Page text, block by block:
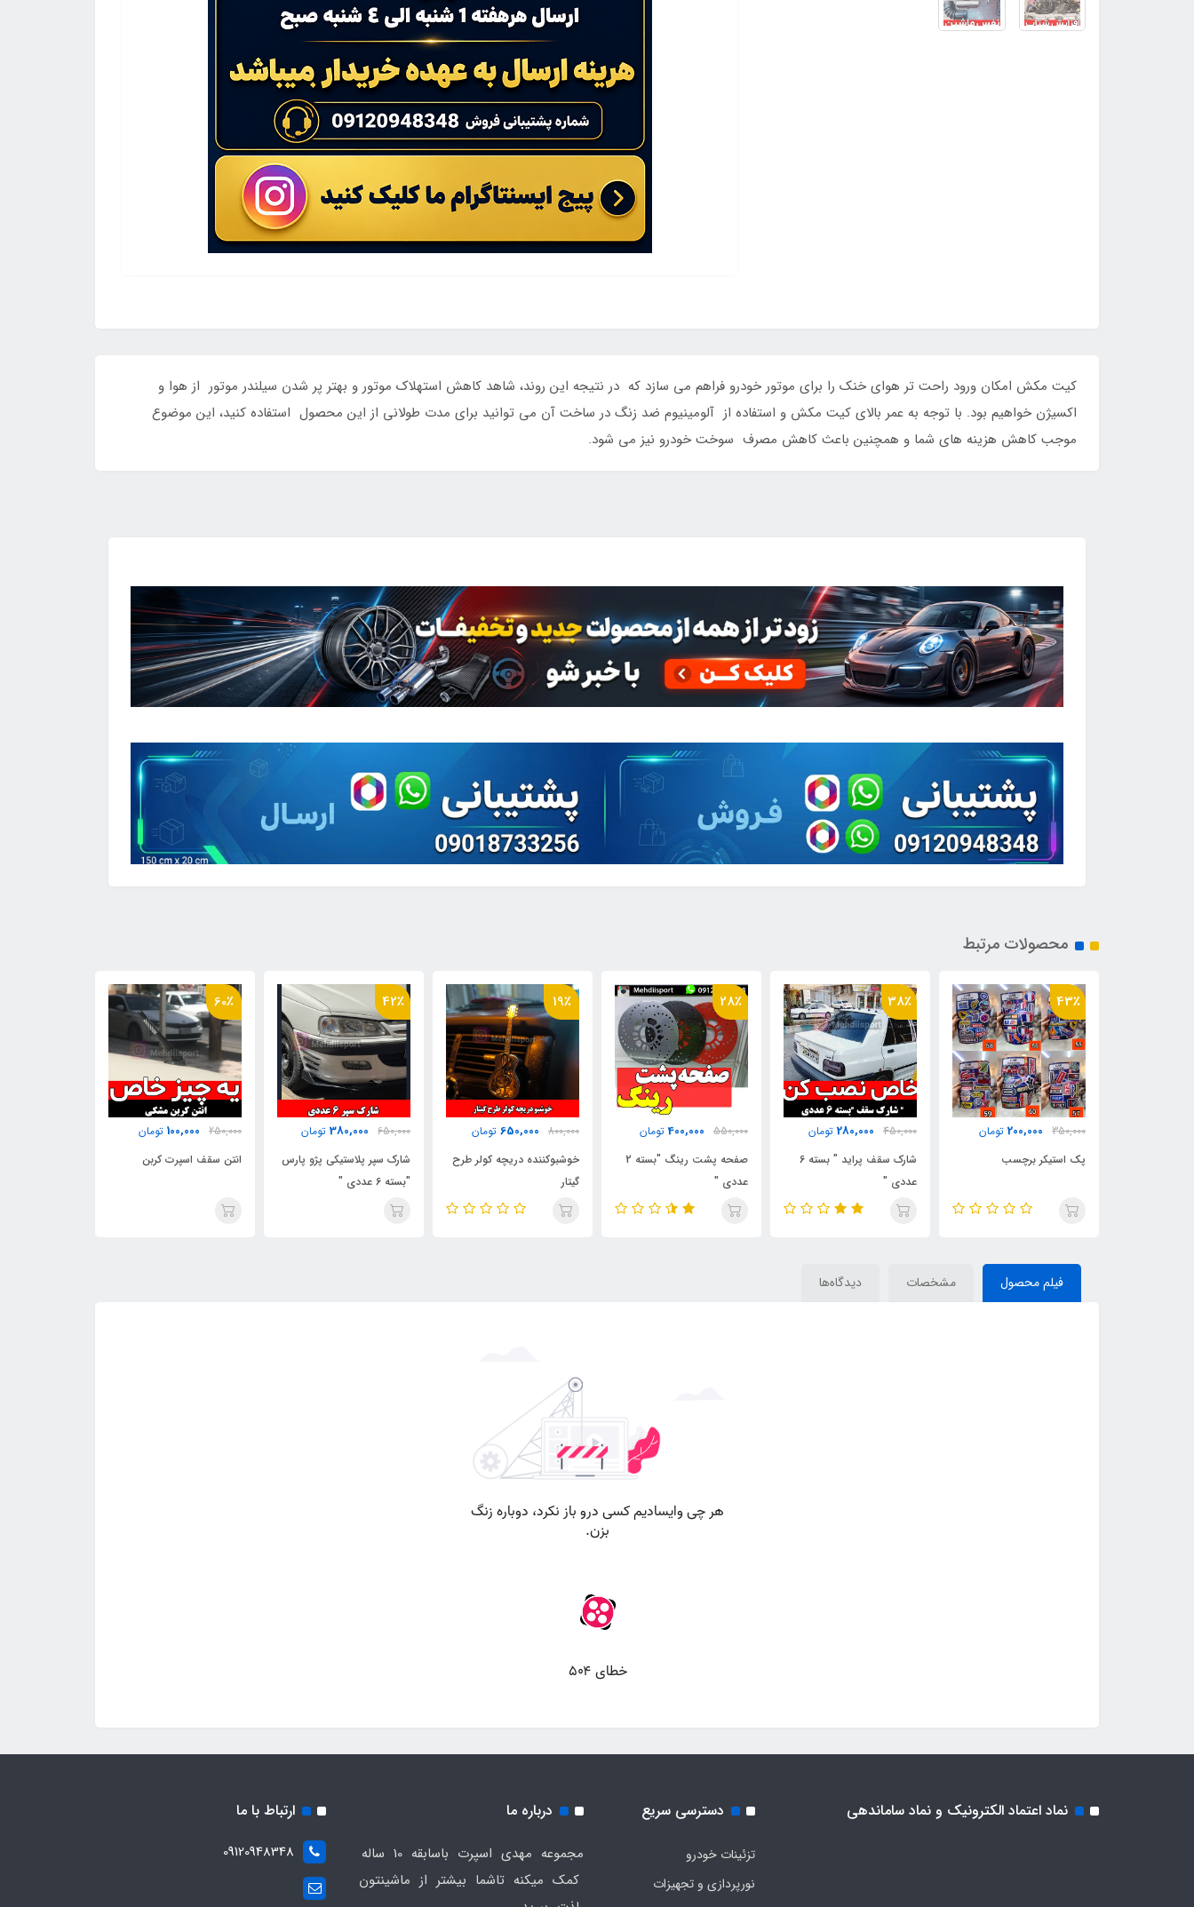
کیت مکش امکان ورود راحت تر هوای خنک را برای موتور خودرو فراهم می سازد که در نتیجه این روند، شاهد کاهش استهلاک موتور و بهتر پر شدن سیلندر موتور از هوا و
اکسیژن خواهیم بود. با توجه به عمر بالای کیت مکش و استفاده از آلومینیوم ضد زنگ در ساخت آن می توانید برای مدت طولانی از این محصول استفاده کنید، این موضوع
موجب کاهش هزینه های شما و همچنین باعث کاهش مصرف سوخت خودرو نیز می شود.
محصولات مرتبط
43٪
350,000
200,000 تومان
پک استیکر برچسب
38٪
450,000
280,000 تومان
شارک سقف پراید " بسته 6
عددی "
28٪
550,000
400,000 تومان
صفحه پشت رینگ "بسته 2
عددی "
19٪
800,000
650,000 تومان
خوشبوکننده دریچه کولر طرح
گیتار
42٪
650,000
380,000 تومان
شارک سپر پلاستیکی پژو پارس
"بسته 6 عددی "
60٪
250,000
100,000 تومان
انتن سقف اسپرت کربن
فیلم محصول مشخصات دیدگاه‌ها
نماد اعتماد الکترونیک و نماد ساماندهی دسترسی سریع
تزئینات خودرو
نورپردازی و تجهیزات
درباره ما
مجموعه مهدی اسپرت باسابقه 10 ساله
کمک میکنه تاشما بیشتر از ماشینتون
ارتباط با ما
09120948348